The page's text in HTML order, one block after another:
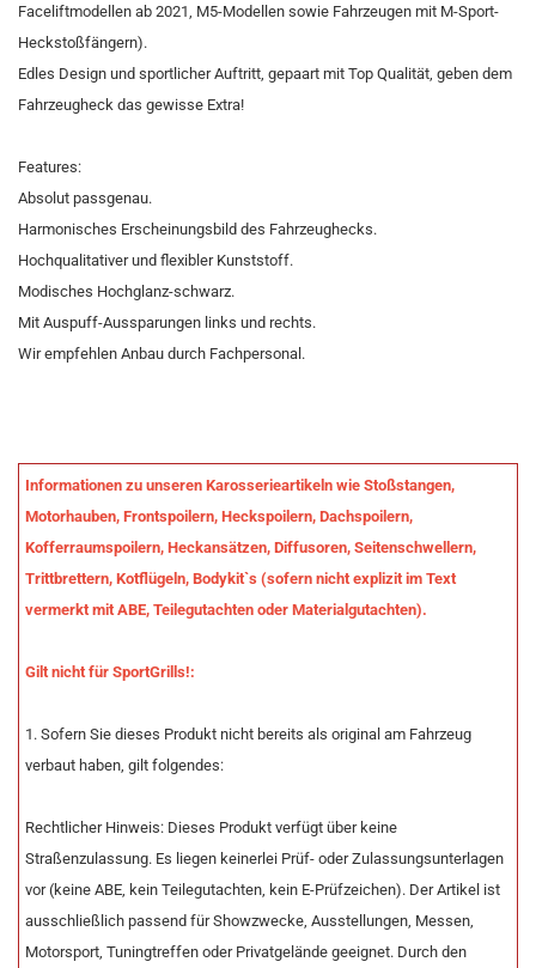
Faceliftmodellen ab 2021, M5-Modellen sowie Fahrzeugen mit M-Sport-
Heckstoßfängern).
Edles Design und sportlicher Auftritt, gepaart mit Top Qualität, geben dem
Fahrzeugheck das gewisse Extra!
Features:
Absolut passgenau.
Harmonisches Erscheinungsbild des Fahrzeughecks.
Hochqualitativer und flexibler Kunststoff.
Modisches Hochglanz-schwarz.
Mit Auspuff-Aussparungen links und rechts.
Wir empfehlen Anbau durch Fachpersonal.
Informationen zu unseren Karosserieartikeln wie Stoßstangen,
Motorhauben, Frontspoilern, Heckspoilern, Dachspoilern,
Kofferraumspoilern, Heckansätzen, Diffusoren, Seitenschwellern,
Trittbrettern, Kotflügeln, Bodykit`s (sofern nicht explizit im Text
vermerkt mit ABE, Teilegutachten oder Materialgutachten).
Gilt nicht für SportGrills!:
1. Sofern Sie dieses Produkt nicht bereits als original am Fahrzeug
verbaut haben, gilt folgendes:
Rechtlicher Hinweis: Dieses Produkt verfügt über keine
Straßenzulassung. Es liegen keinerlei Prüf- oder Zulassungsunterlagen
vor (keine ABE, kein Teilegutachten, kein E-Prüfzeichen). Der Artikel ist
ausschließlich passend für Showzwecke, Ausstellungen, Messen,
Motorsport, Tuningtreffen oder Privatgelände geeignet. Durch den